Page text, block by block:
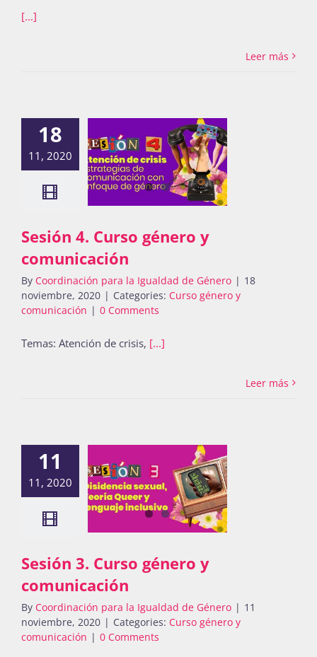
[...]
Leer más
18
11, 2020
Sesión 4. Curso género y
comunicación
By Coordinación para la Igualdad de Género | 18
noviembre, 2020 | Categories: Curso género y
comunicación | 0 Comments
Temas: Atención de crisis, [...]
Leer más
11
11, 2020
Sesión 3. Curso género y
comunicación
By Coordinación para la Igualdad de Género | 11
noviembre, 2020 | Categories: Curso género y
comunicación | 0 Comments